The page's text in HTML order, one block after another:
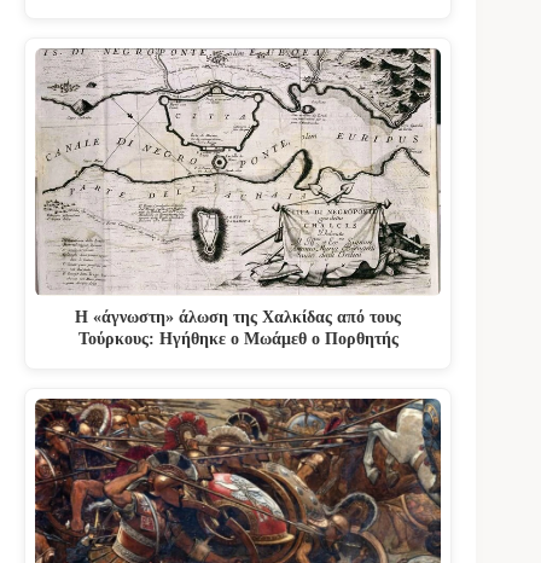
Η «άγνωστη» άλωση της Χαλκίδας από τους
Τούρκους: Ηγήθηκε ο Μωάμεθ ο Πορθητής